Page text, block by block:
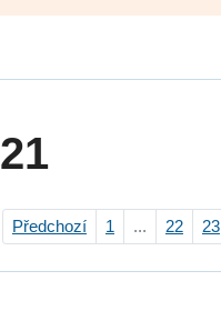
Předchozí 1 ... 22 23